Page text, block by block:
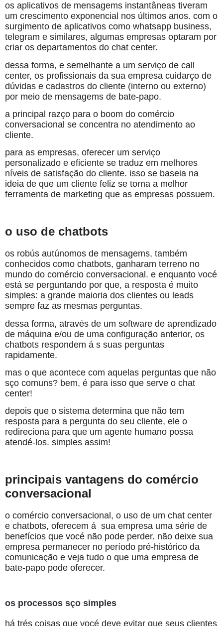
os aplicativos de mensagems instantâneas tiveram
um crescimento exponencial nos últimos anos. com o
surgimento de aplicativos como whatsapp business,
telegram e similares, algumas empresas optaram por
criar os departamentos do chat center.
dessa forma, e semelhante a um serviço de call
center, os profissionais da sua empresa cuidarço de
dúvidas e cadastros do cliente (interno ou externo)
por meio de mensagems de bate-papo.
a principal razço para o boom do comércio
conversacional se concentra no atendimento ao
cliente.
para as empresas, oferecer um serviço
personalizado e eficiente se traduz em melhores
níveis de satisfação do cliente. isso se baseia na
ideia de que um cliente feliz se torna a melhor
ferramenta de marketing que as empresas possuem.
o uso de chatbots
os robús autúnomos de mensagems, também
conhecidos como chatbots, ganharam terreno no
mundo do comércio conversacional. e enquanto vocé
está se perguntando por que, a resposta é muito
simples: a grande maioria dos clientes ou leads
sempre faz as mesmas perguntas.
dessa forma, através de um software de aprendizado
de máquina e/ou de uma configuração anterior, os
chatbots respondem á s suas perguntas
rapidamente.
mas o que acontece com aquelas perguntas que não
sço comuns? bem, é para isso que serve o chat
center!
depois que o sistema determina que não tem
resposta para a pergunta do seu cliente, ele o
redireciona para que um agente humano possa
atendé-los. simples assim!
principais vantagens do comércio
conversacional
o comércio conversacional, o uso de um chat center
e chatbots, oferecem á sua empresa uma série de
benefícios que vocé não pode perder. não deixe sua
empresa permanecer no período pré-histórico da
comunicação e veja tudo o que uma empresa de
bate-papo pode oferecer.
os processos sço simples
há trés coisas que vocé deve evitar que seus clientes